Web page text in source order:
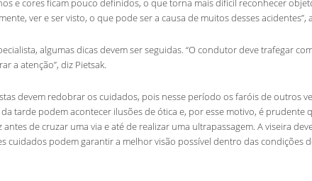
e cores ficam pouco definidos, o que torna mais difícil reconhecer
ver e ser visto, o que pode ser a causa de muitos desses acidentes”,
algumas dicas devem ser seguidas. “O condutor deve trafegar
a atenção”, diz Pietsak.
devem redobrar os cuidados, pois nesse período os faróis de outros
tarde podem acontecer ilusões de ótica e, por esse motivo, é prudente
de cruzar uma via e até de realizar uma ultrapassagem. A viseira
cuidados podem garantir a melhor visão possível dentro das condições